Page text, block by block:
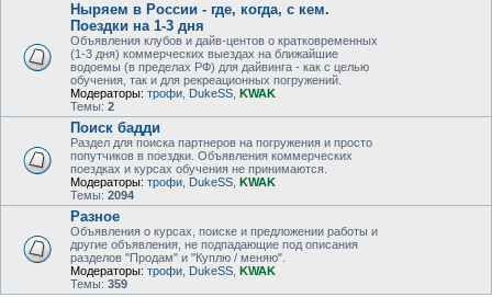
Ныряем в России - где, когда, с кем.
Поездки на 1-3 дня
Объявления клубов и дайв-центов о кратковременных
(1-3 дня) коммерческих выездах на ближайшие
водоемы (в пределах РФ) для дайвинга - как с целью
обучения, так и для рекреационных погружений.
Модераторы: трофи DukeSS KWAK
Темы: 2
Поиск бадди
Раздел для поиска партнеров на погружения и просто
попутчиков в поездки. Объявления коммерческих
поездках и курсах обучения не принимаются.
Модераторы: трофи DukeSS KWAK
Темы: 2094
Разное
Объявления о курсах, поиске и предложении работы и
другие объявления, не подпадающие под описания
разделов "Продам" и "Куплю / меняю".
Модераторы: трофи DukeSS KWAK
Темы: 359